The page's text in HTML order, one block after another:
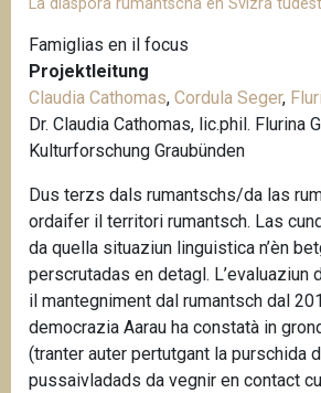
Famiglias en il focus
Projektleitung
Claudia Cathomas, Cordula Seger,
Dr. Claudia Cathomas, lic.phil. Flurina
Kulturforschung Graubünden
Dus terzs dals rumantschs/da las
ordaifer il territori rumantsch. Las
da quella situaziun linguistica n’èn
perscrutadas en detagl. L’evaluaziun
il mantegniment dal rumantsch dal
democrazia Aarau ha constatà in
(tranter auter pertutgant la purschida
pussaivladads da vegnir en contact